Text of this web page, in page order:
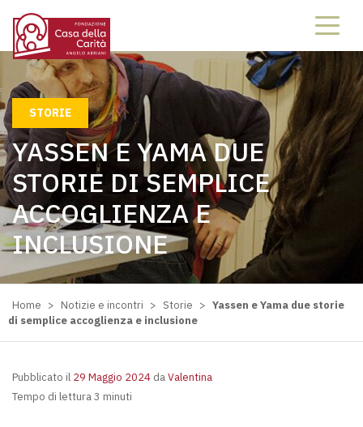
STORIE
YASSEN E YAMA DUE
STORIE DI SEMPLICE
ACCOGLIENZA E
INCLUSIONE
Home > Notizie e incontri > Storie > Yassen e Yama due storie
di semplice accoglienza e inclusione
Pubblicato il 29 Maggio 2024 daValentina
Tempo di lettura 3 minuti